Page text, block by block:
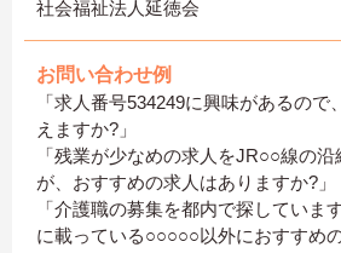
社会福祉法人延徳会
お問い合わせ例
「求人番号534249に興味があるので
えますか?」
「残業が少なめの求人をJR○○線の
が、おすすめの求人はありますか?」
「介護職の募集を都内で探していま
に載っている○○○○○以外におすすめ